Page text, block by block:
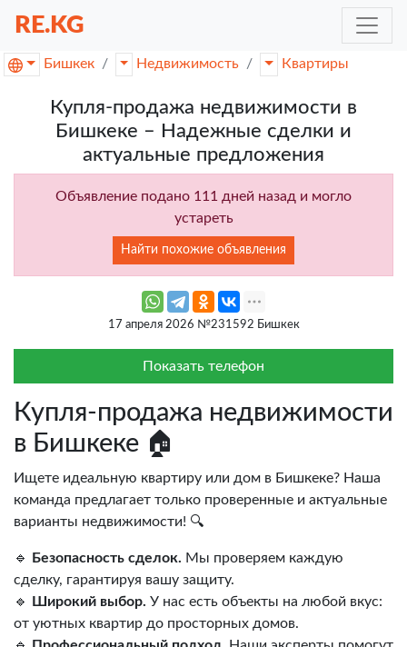
RE.KG
Бишкек Недвижимость Квартиры
Купля-продажа недвижимости в
Бишкеке – Надежные сделки и
актуальные предложения
Объявление подано 111 дней назад и могло
устареть
Найти похожие объявления
17 апреля 2026 №231592 Бишкек
Показать телефон
Купля-продажа недвижимости
в Бишкеке 🏠
Ищете идеальную квартиру или дом в Бишкеке? Наша
команда предлагает только проверенные и актуальные
варианты недвижимости! 🔍
🔹 Безопасность сделок. Мы проверяем каждую
сделку, гарантируя вашу защиту.
🔹
Широкий выбор. У нас есть объекты на любой вкус:
от уютных квартир до просторных домов.